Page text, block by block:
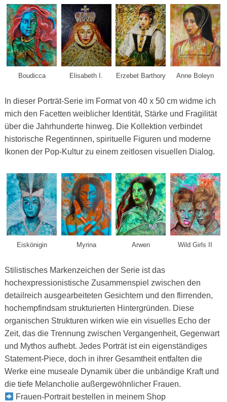
Boudicca Elisabeth I. Erzebet Barthory Anne Boleyn
In dieser Porträt-Serie im Format von 40 x 50 cm widme ich
mich den Facetten weiblicher Identität, Stärke und Fragilität
über die Jahrhunderte hinweg. Die Kollektion verbindet
historische Regentinnen, spirituelle Figuren und moderne
Ikonen der Pop-Kultur zu einem zeitlosen visuellen Dialog.
Eiskönigin Myrina Arwen Wild Girls II
Stilistisches Markenzeichen der Serie ist das
hochexpressionistische Zusammenspiel zwischen den
detailreich ausgearbeiteten Gesichtern und den flirrenden,
hochempfindsam strukturierten Hintergründen. Diese
organischen Strukturen wirken wie ein visuelles Echo der
Zeit, das die Trennung zwischen Vergangenheit, Gegenwart
und Mythos aufhebt. Jedes Porträt ist ein eigenständiges
Statement-Piece, doch in ihrer Gesamtheit entfalten die
Werke eine museale Dynamik über die unbändige Kraft und
die tiefe Melancholie außergewöhnlicher Frauen.
Frauen-Portrait bestellen in meinem Shop